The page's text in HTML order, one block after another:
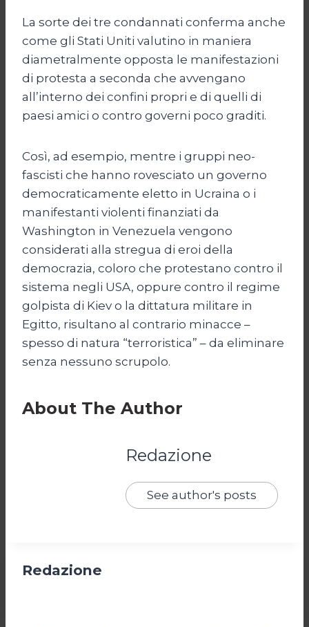
La sorte dei tre condannati conferma anche
come gli Stati Uniti valutino in maniera
diametralmente opposta le manifestazioni
di protesta a seconda che avvengano
all’interno dei confini propri e di quelli di
paesi amici o contro governi poco graditi.
Così, ad esempio, mentre i gruppi neo-
fascisti che hanno rovesciato un governo
democraticamente eletto in Ucraina o i
manifestanti violenti finanziati da
Washington in Venezuela vengono
considerati alla stregua di eroi della
democrazia, coloro che protestano contro il
sistema negli USA, oppure contro il regime
golpista di Kiev o la dittatura militare in
Egitto, risultano al contrario minacce –
spesso di natura “terroristica” – da eliminare
senza nessuno scrupolo.
About The Author
Redazione
See author's posts
Redazione